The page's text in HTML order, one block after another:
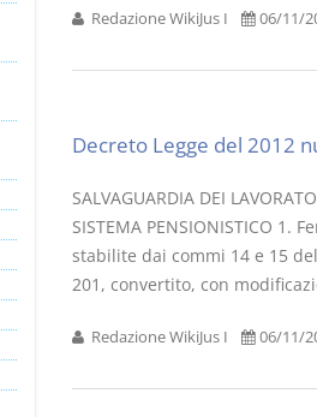
Redazione WikiJus I 06/11/
Decreto Legge del 2012
SALVAGUARDIA DEI
SISTEMA PENSIONISTICO
stabilite dai commi 14 e 15
201, convertito, con
Redazione WikiJus I 06/11/